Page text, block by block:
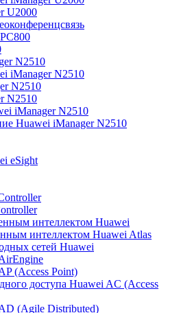
U2000
N2510
iManager N2510
N2510
N2510
iManager N2510
Huawei iManager N2510
eSight
интеллектом Huawei
интеллектом Huawei Atlas
сетей Huawei
(Access Point)
доступа Huawei AC (Access
(Agile Distributed)